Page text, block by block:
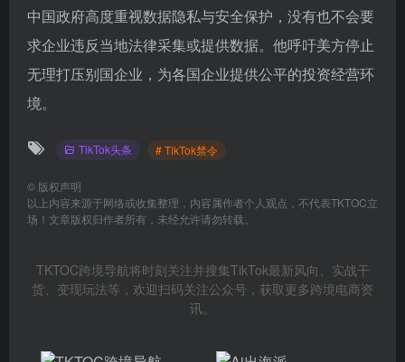
中国政府高度重视数据隐私与安全保护，没有也不会要
求企业违反当地法律采集或提供数据。他呼吁美方停止
无理打压别国企业，为各国企业提供公平的投资经营环
境。
TikTok头条 # TikTok禁令
© 版权声明
以上内容来源于网络或收集整理，内容属作者个人观点，不代表TKTOC立
场！文章版权归作者所有，未经允许请勿转载。
TKTOC跨境导航将时刻关注并搜集TikTok最新风向、实战干
货、变现玩法等，欢迎扫码关注公众号，获取更多跨境电商资
讯。